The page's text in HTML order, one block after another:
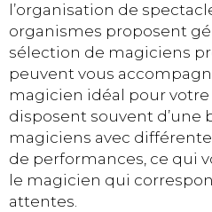
l’organisation de
organismes proposent
sélection de magiciens
peuvent vous
magicien idéal pour
disposent souvent d’une
magiciens avec
de performances, ce qui
le magicien qui
attentes.